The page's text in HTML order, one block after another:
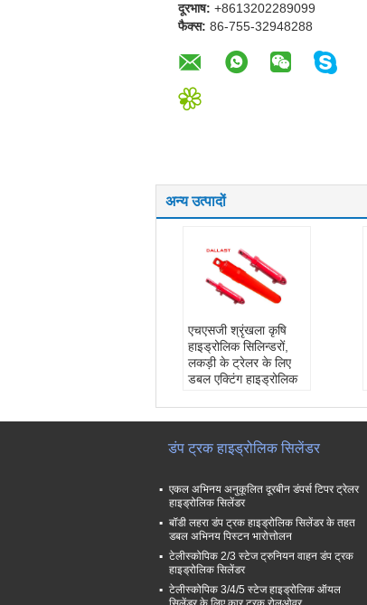
दूरभाष: +8613202289099
फैक्स: 86-755-32948288
अन्य उत्पादों
एचएसजी श्रृंखला कृषि
हाइड्रोलिक सिलिन्डरों,
लकड़ी के ट्रेलर के लिए
डबल एक्टिंग हाइड्रोलिक
पावर:हाइड्रोलिक
जवानों:पार्कर, मेर्केल,
हलाइट
एमपीए
डंप ट्रक हाइड्रोलिक सिलेंडर
एकल अभिनय अनुकूलित दूरबीन डंपर्स टिपर ट्रेलर
हाइड्रोलिक सिलेंडर
बॉडी लहरा डंप ट्रक हाइड्रोलिक सिलेंडर के तहत
डबल अभिनय पिस्टन भारोत्तोलन
टेलीस्कोपिक 2/3 स्टेज ट्रुनियन वाहन डंप ट्रक
हाइड्रोलिक सिलेंडर
टेलीस्कोपिक 3/4/5 स्टेज हाइड्रोलिक ऑयल